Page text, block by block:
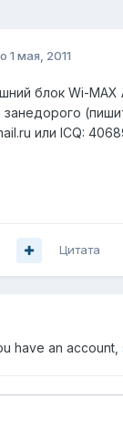
1 мая, 2011
блок Wi-MAX
или ICQ:
Цитата
have an account,